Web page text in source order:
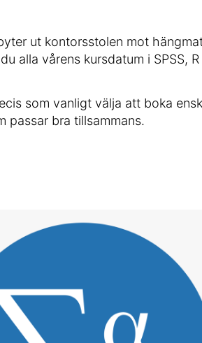
ut kontorsstolen mot
alla vårens kursdatum i SPSS,
som vanligt välja att boka
passar bra tillsammans.